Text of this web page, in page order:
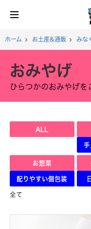
ホーム お土産&通販 みな
おみやげ
ひらつかのおみやげを
ALL
お惣菜
配りやすい個包装
全て